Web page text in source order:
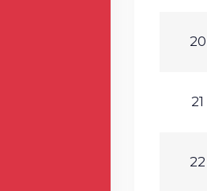
20
21
22